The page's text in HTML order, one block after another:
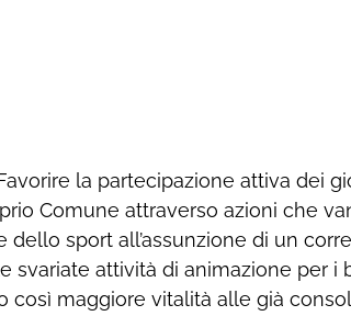
la partecipazione attiva dei
Comune attraverso azioni che
dello sport all’assunzione di un
svariate attività di animazione per i
così maggiore vitalità alle già